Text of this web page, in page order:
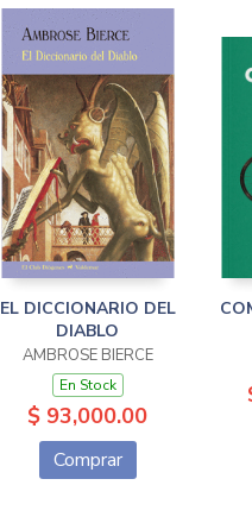
EL DICCIONARIO DEL
DIABLO
AMBROSE BIERCE
En Stock
$ 93,000.00
Comprar